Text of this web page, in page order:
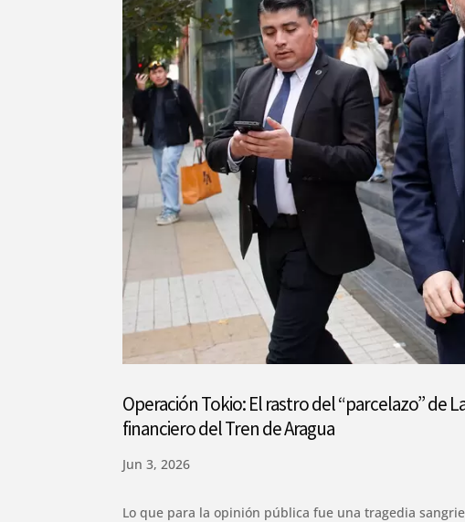
Operación Tokio: El rastro del “parcelazo” de
financiero del Tren de Aragua
Jun 3, 2026
Lo que para la opinión pública fue una tragedia